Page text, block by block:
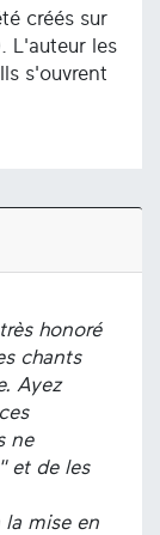
créés sur
L'auteur les
s'ouvrent
honoré
chants
Ayez
ne
et de les
mise en